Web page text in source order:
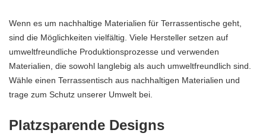
Wenn es um nachhaltige Materialien für Terrassentische geht,
sind die Möglichkeiten vielfältig. Viele Hersteller setzen auf
umweltfreundliche Produktionsprozesse und verwenden
Materialien, die sowohl langlebig als auch umweltfreundlich sind.
Wähle einen Terrassentisch aus nachhaltigen Materialien und
trage zum Schutz unserer Umwelt bei.
Platzsparende Designs